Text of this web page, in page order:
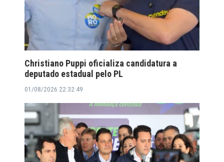
Christiano Puppi oficializa candidatura a
deputado estadual pelo PL
01/08/2026 22:32:49